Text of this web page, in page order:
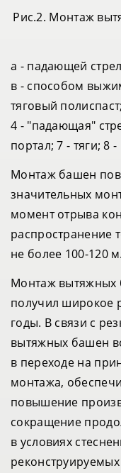
Рис.2. Монтаж
а - падающей
в - способом
тяговый
4 - "падающая"
портал; 7 - тяги; 8
Монтаж башен
значительных
момент отрыва
распространение
не более 100-120 м.
Монтаж
получил широкое
годы. В связи с
вытяжных башен
в переходе на
монтажа,
повышение
сокращение
в условиях